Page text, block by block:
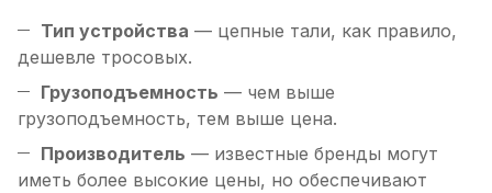
Тип устройства — цепные тали, как правило,
дешевле тросовых.
Грузоподъемность — чем выше
грузоподъемность, тем выше цена.
Производитель — известные бренды могут
иметь более высокие цены, но обеспечивают